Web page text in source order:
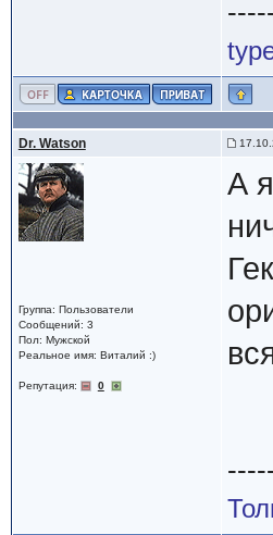
Dr. Watson
Группа: Пользователи
Сообщений: 3
Пол: Мужской
Реальное имя: Виталий :)
Репутация: 0
А